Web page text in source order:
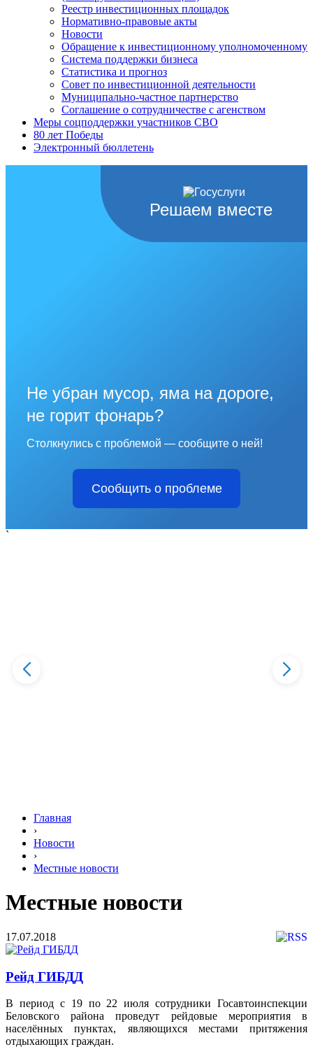
Реестр инвестиционных площадок
Нормативно-правовые акты
Новости
Обращение к инвестиционному уполномоченному
Система поддержки бизнеса
Статистика и прогноз
Совет по инвестиционной деятельности
Муниципально-частное партнерство
Соглашение о сотрудничестве с агенством
Меры соцподдержки участников СВО
80 лет Победы
Электронный бюллетень
Решаем вместе
Не убран мусор, яма на дороге,
не горит фонарь?
Столкнулись с проблемой — сообщите о ней!
Сообщить о проблеме
`
Главная
›
Новости
›
Местные новости
Местные новости
17.07.2018
Рейд ГИБДД
В период с 19 по 22 июля сотрудники Госавтоинспекции
Беловского района проведут рейдовые мероприятия в
населённых пунктах, являющихся местами притяжения
отдыхающих граждан.